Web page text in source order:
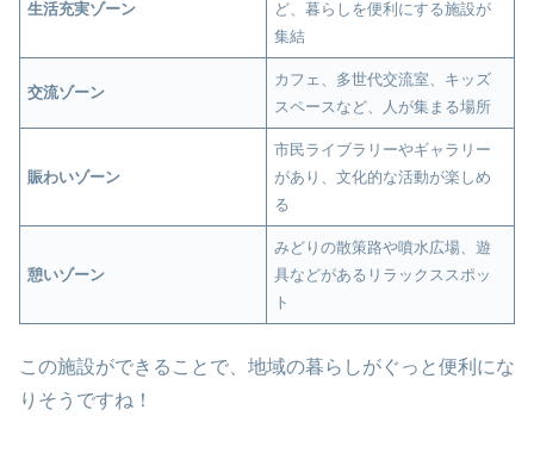
生活充実ゾーン
ど、暮らしを便利にする施設が
集結
交流ゾーン
カフェ、多世代交流室、キッズ
スペースなど、人が集まる場所
賑わいゾーン
市民ライブラリーやギャラリー
があり、文化的な活動が楽しめ
る
憩いゾーン
みどりの散策路や噴水広場、遊
具などがあるリラックススポッ
ト
この施設ができることで、地域の暮らしがぐっと便利にな
りそうですね！